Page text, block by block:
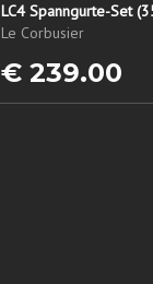
LC4 Spanngurte-Set
Le Corbusier
€ 239.00